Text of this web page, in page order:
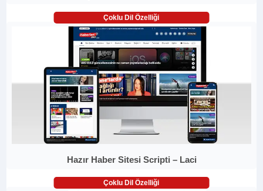
Çoklu Dil Özelliği
Hazır Haber Sitesi Scripti – Laci
Çoklu Dil Özelliği